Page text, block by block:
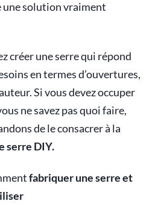
solution vraiment
créer une serre qui répond
en termes d’ouvertures,
Si vous devez occuper
ne savez pas quoi faire,
de le consacrer à la
serre DIY.
fabriquer une serre et